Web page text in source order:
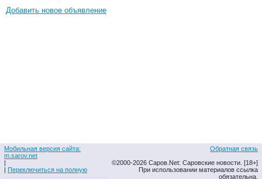
Добавить новое объявление
Мобильная версия сайта:
m.sarov.net
|
| Переключиться на полную
Обратная связь
©2000-2026 Саров.Net: Саровские новости. [18+]
При использовании материалов ссылка
обязательна.